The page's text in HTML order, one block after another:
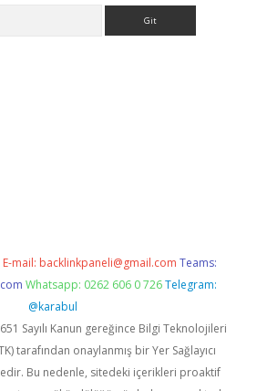
E-mail: backlinkpaneli@gmail.com Teams:
Whatsapp: 0262 606 0 726 Telegram:
@karabul
Sayılı Kanun gereğince Bilgi Teknolojileri
tarafından onaylanmış bir Yer Sağlayıcı
Bu nedenle, sitedeki içerikleri proaktif